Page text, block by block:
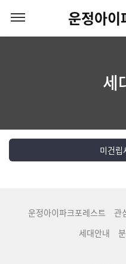
운정아이
세
미건립
운정아이파크포레스트 관
세대안내